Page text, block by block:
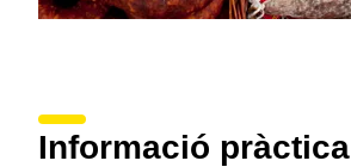
Informació pràctica